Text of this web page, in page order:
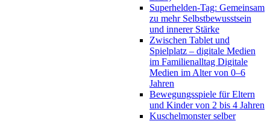
Superhelden-Tag: Gemeinsam
zu mehr Selbstbewusstsein
und innerer Stärke
Zwischen Tablet und
Spielplatz – digitale Medien
im Familienalltag Digitale
Medien im Alter von 0–6
Jahren
Bewegungsspiele für Eltern
und Kinder von 2 bis 4 Jahren
Kuschelmonster selber